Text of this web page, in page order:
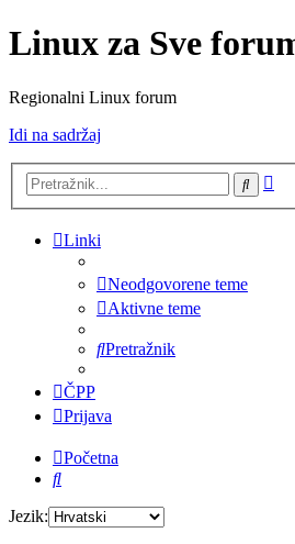
Linux za Sve
Regionalni Linux forum
Idi na sadržaj
Linki
Neodgovorene teme
Aktivne teme
Pretražnik
ČPP
Prijava
Početna
Pretražnik
Jezik: